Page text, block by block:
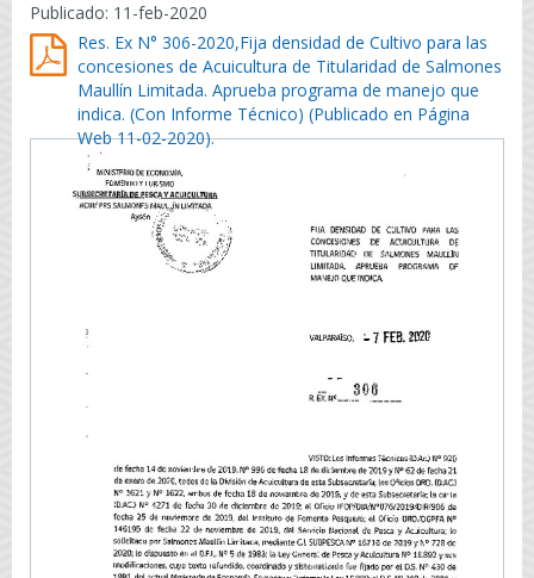
Publicado: 11-feb-2020
Res. Ex N° 306-2020,Fija densidad de Cultivo para las
concesiones de Acuicultura de Titularidad de Salmones
Maullín Limitada. Aprueba programa de manejo que
indica. (Con Informe Técnico) (Publicado en Página
Web 11-02-2020).